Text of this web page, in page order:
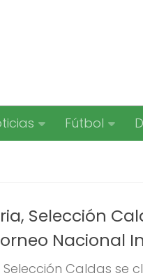
Fútbol
Selección
Nacional
Caldas se